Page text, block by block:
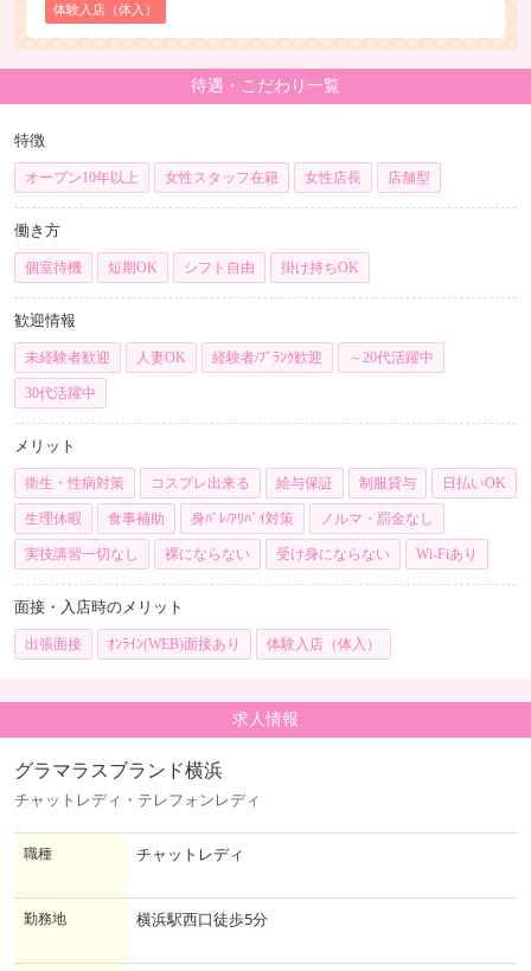
体験入店（体入）
待遇・こだわり一覧
特徴
オープン10年以上 女性スタッフ在籍 女性店長 店舗型
働き方
個室待機 短期OK シフト自由 掛け持ちOK
歓迎情報
未経験者歓迎 人妻OK 経験者/ﾌﾞﾗﾝｸ歓迎 ～20代活躍中
30代活躍中
メリット
衛生・性病対策 コスプレ出来る 給与保証 制服貸与 日払いOK
生理休暇 食事補助 身ﾊﾞﾚ/ｱﾘﾊﾞｲ対策 ノルマ・罰金なし
実技講習一切なし 裸にならない 受け身にならない Wi-Fiあり
面接・入店時のメリット
出張面接 ｵﾝﾗｲﾝ(WEB)面接あり 体験入店（体入）
求人情報
グラマラスブランド横浜
チャットレディ・テレフォンレディ
職種 チャットレディ
勤務地 横浜駅西口徒歩5分